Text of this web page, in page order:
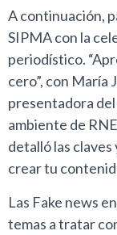
A continuación,
SIPMA con la
periodístico.
cero”, con María
presentadora
ambiente de
detalló las
crear tu
Las Fake news
temas a tratar